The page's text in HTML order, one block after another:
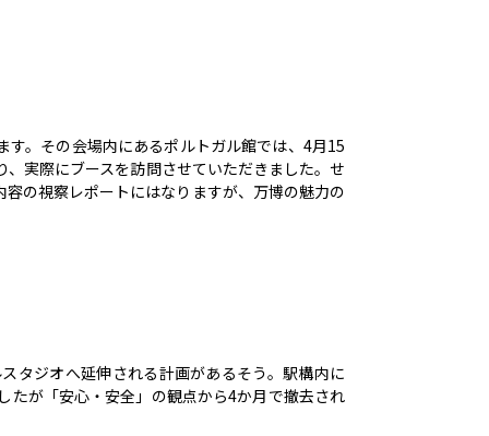
。その会場内にあるポルトガル館では、4月15
実際にブースを訪問させていただきました。せ
の視察レポートにはなりますが、万博の魅力の
タジオへ延伸される計画があるそう。駅構内に
たが「安心・安全」の観点から4か月で撤去され